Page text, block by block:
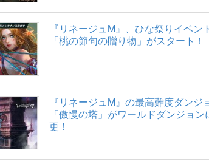
『リネージュM』、ひな祭りイベン
「桃の節句の贈り物」がスタート！
『リネージュM』の最高難度ダンジ
「傲慢の塔」がワールドダンジョン
更！